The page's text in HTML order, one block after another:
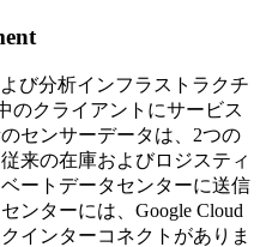
び分析インフラストラクチ
のクライアントにサービス
センサーデータは、2つの
来の在庫およびロジスティ
ートデータセンターに送信
ンターには、Google Cloud
インターコネクトがありま